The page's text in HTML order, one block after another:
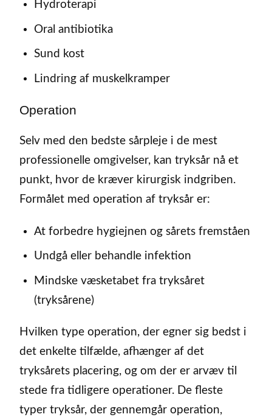
Hydroterapi
Oral antibiotika
Sund kost
Lindring af muskelkramper
Operation
Selv med den bedste sårpleje i de mest
professionelle omgivelser, kan tryksår nå et
punkt, hvor de kræver kirurgisk indgriben.
Formålet med operation af tryksår er:
At forbedre hygiejnen og sårets fremståen
Undgå eller behandle infektion
Mindske væsketabet fra tryksåret
(tryksårene)
Hvilken type operation, der egner sig bedst i
det enkelte tilfælde, afhænger af det
tryksårets placering, og om der er arvæv til
stede fra tidligere operationer. De fleste
typer tryksår, der gennemgår operation,